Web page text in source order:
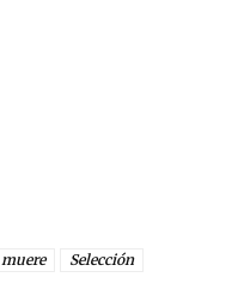
muere
Selección